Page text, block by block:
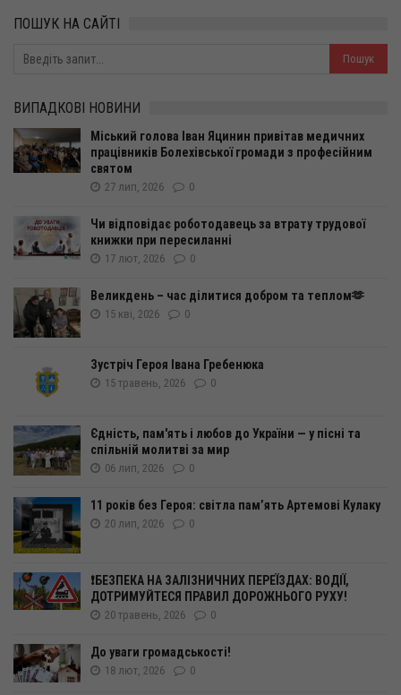
ПОШУК НА САЙТІ
ВИПАДКОВІ НОВИНИ
Міський голова Іван Яцинин привітав медичних
працівників Болехівської громади з професійним
святом
27 лип, 2026 0
Чи відповідає роботодавець за втрату трудової
книжки при пересиланні
17 лют, 2026 0
Великдень – час ділитися добром та теплом🫶
15 кві, 2026 0
Зустріч Героя Івана Гребенюка
15 травень, 2026 0
Єдність, пам'ять і любов до України — у пісні та
спільній молитві за мир
06 лип, 2026 0
11 років без Героя: світла пам’ять Артемові Кулаку
20 лип, 2026 0
❗️БЕЗПЕКА НА ЗАЛІЗНИЧНИХ ПЕРЕЇЗДАХ: ВОДІЇ,
ДОТРИМУЙТЕСЯ ПРАВИЛ ДОРОЖНЬОГО РУХУ!
20 травень, 2026 0
До уваги громадськості!
18 лют, 2026 0